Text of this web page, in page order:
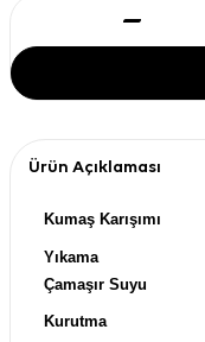
Ürün Açıklaması
Kumaş Karışımı
Yıkama
Çamaşır Suyu
Kurutma